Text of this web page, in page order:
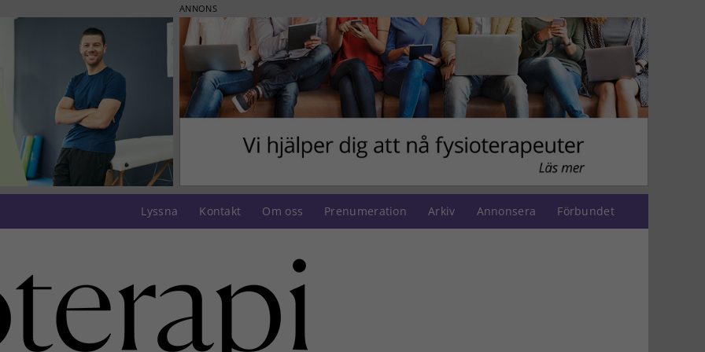
ANNONS
Lyssna Kontakt Om oss Prenumeration Arkiv Annonsera Förbundet